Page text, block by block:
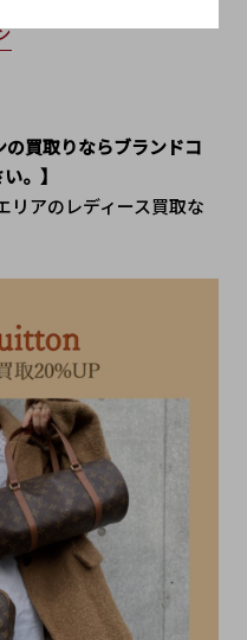
の買取りならブランドコ
。】
リアのレディース買取な